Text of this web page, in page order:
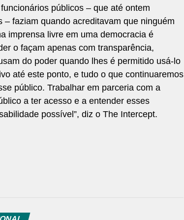
públicos – que até ontem
faziam quando acreditavam que ninguém
imprensa livre em uma democracia é
o façam apenas com transparência,
do poder quando lhes é permitido usá-lo
até este ponto, e tudo o que continuaremos
público. Trabalhar em parceria com a
a ter acesso e a entender esses
possível”, diz o The Intercept.